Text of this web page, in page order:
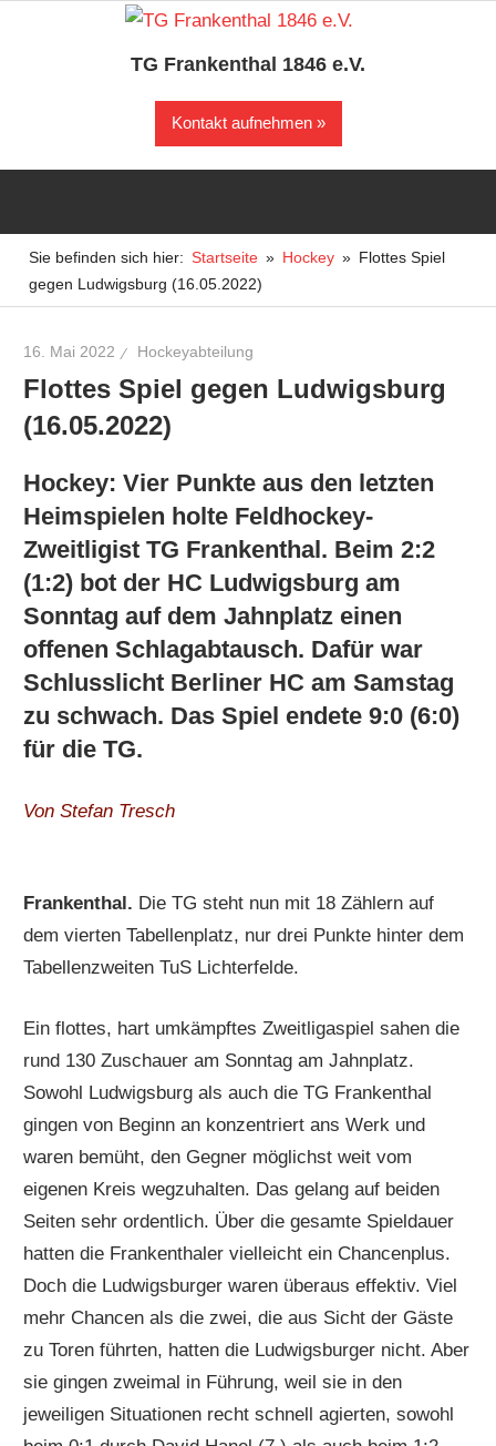
TG Frankenthal 1846 e.V.
Kontakt aufnehmen
Sie befinden sich hier: Startseite Hockey
Flottes Spiel
gegen Ludwigsburg (16.05.2022)
16. Mai 2022 Hockeyabteilung
Flottes Spiel gegen Ludwigsburg
(16.05.2022)
Hockey: Vier Punkte aus den letzten
Heimspielen holte Feldhockey-
Zweitligist TG Frankenthal. Beim 2:2
(1:2) bot der HC Ludwigsburg am
Sonntag auf dem Jahnplatz einen
offenen Schlagabtausch. Dafür war
Schlusslicht Berliner HC am Samstag
zu schwach. Das Spiel endete 9:0 (6:0)
für die TG.
Von Stefan Tresch
Frankenthal. Die TG steht nun mit 18 Zählern auf
dem vierten Tabellenplatz, nur drei Punkte hinter dem
Tabellenzweiten TuS Lichterfelde.
Ein flottes, hart umkämpftes Zweitligaspiel sahen die
rund 130 Zuschauer am Sonntag am Jahnplatz.
Sowohl Ludwigsburg als auch die TG Frankenthal
gingen von Beginn an konzentriert ans Werk und
waren bemüht, den Gegner möglichst weit vom
eigenen Kreis wegzuhalten. Das gelang auf beiden
Seiten sehr ordentlich. Über die gesamte Spieldauer
hatten die Frankenthaler vielleicht ein Chancenplus.
Doch die Ludwigsburger waren überaus effektiv. Viel
mehr Chancen als die zwei, die aus Sicht der Gäste
zu Toren führten, hatten die Ludwigsburger nicht. Aber
sie gingen zweimal in Führung, weil sie in den
jeweiligen Situationen recht schnell agierten, sowohl